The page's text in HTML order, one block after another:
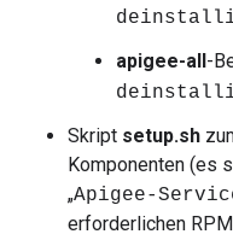
apigee-all-
Skript setup.sh
Komponenten (es
„Apigee-
erforderlichen